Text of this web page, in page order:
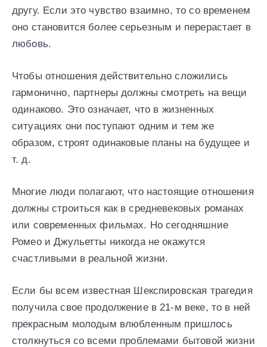
другу. Если это чувство взаимно, то со временем
оно становится более серьезным и перерастает в
любовь.
Чтобы отношения действительно сложились
гармонично, партнеры должны смотреть на вещи
одинаково. Это означает, что в жизненных
ситуациях они поступают одним и тем же
образом, строят одинаковые планы на будущее и
т. д.
Многие люди полагают, что настоящие отношения
должны строиться как в средневековых романах
или современных фильмах. Но сегодняшние
Ромео и Джульетты никогда не окажутся
счастливыми в реальной жизни.
Если бы всем известная Шекспировская трагедия
получила свое продолжение в 21-м веке, то в ней
прекрасным молодым влюбленным пришлось
столкнуться со всеми проблемами бытовой жизни